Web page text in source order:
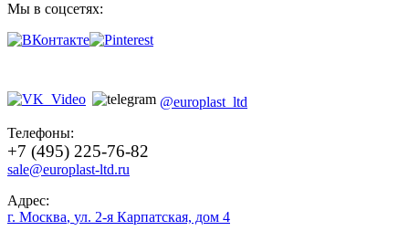
Мы в соцсетях:
@europlast_ltd
Телефоны:
+7 (495) 225-76-82
sale@europlast-ltd.ru
Адрес:
г. Москва, ул. 2-я Карпатская, дом 4